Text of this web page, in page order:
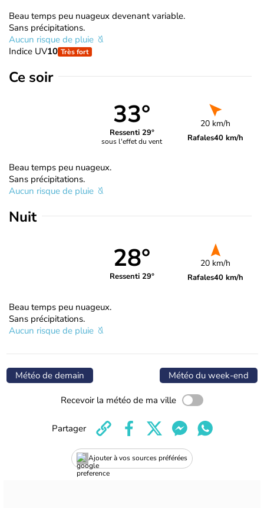
Beau temps peu nuageux devenant variable.
Sans précipitations.
Aucun risque de pluie
Indice UV10 Très fort
Ce soir
33°
Ressenti 29°
sous l'effet du vent
20 km/h
Rafales40 km/h
Beau temps peu nuageux.
Sans précipitations.
Aucun risque de pluie
Nuit
28°
Ressenti 29°
20 km/h
Rafales40 km/h
Beau temps peu nuageux.
Sans précipitations.
Aucun risque de pluie
Météo de demain Météo du week-end
Recevoir la météo de ma ville
Ajouter à vos sources préférées
Partager